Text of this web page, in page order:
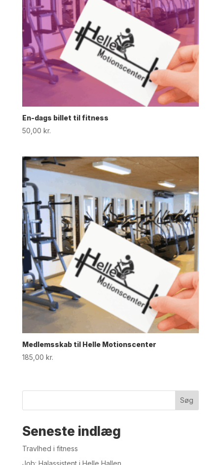
En-dags billet til fitness
50,00 kr.
Medlemsskab til Helle Motionscenter
185,00 kr.
Søg
Seneste indlæg
Travlhed i fitness
Job: Halassistent i Helle Hallen